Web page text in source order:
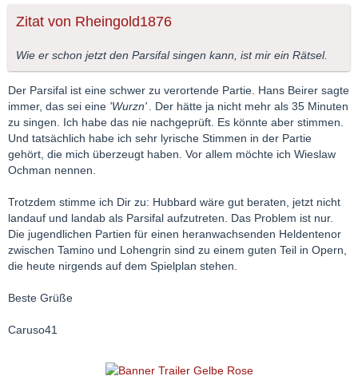
Zitat von Rheingold1876
Wie er schon jetzt den Parsifal singen kann, ist mir ein Rätsel.
Der Parsifal ist eine schwer zu verortende Partie. Hans Beirer sagte
immer, das sei eine 'Wurzn'
. Der hätte ja nicht mehr als 35 Minuten
zu singen. Ich habe das nie nachgeprüft. Es könnte aber stimmen.
Und tatsächlich habe ich sehr lyrische Stimmen in der Partie
gehört, die mich überzeugt haben. Vor allem möchte ich Wieslaw
Ochman nennen.
Trotzdem stimme ich Dir zu: Hubbard wäre gut beraten, jetzt nicht
landauf und landab als Parsifal aufzutreten. Das Problem ist nur.
Die jugendlichen Partien für einen heranwachsenden Heldentenor
zwischen Tamino und Lohengrin sind zu einem guten Teil in Opern,
die heute nirgends auf dem Spielplan stehen.
Beste Grüße
Caruso41